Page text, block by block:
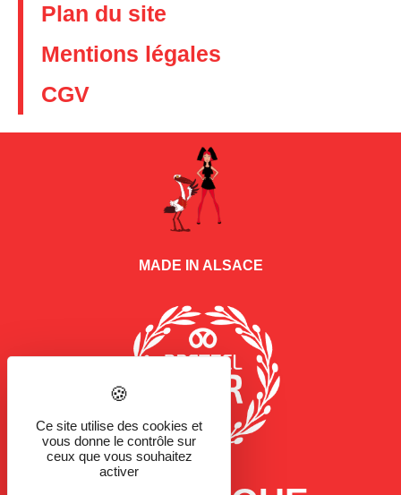
Plan du site
Mentions légales
CGV
MADE IN ALSACE
Ce site utilise des cookies et
vous donne le contrôle sur
ceux que vous souhaitez
activer